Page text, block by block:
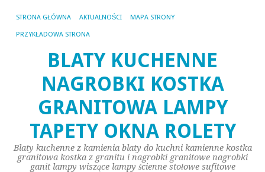
STRONA GŁÓWNA AKTUALNOŚCI MAPA STRONY
PRZYKŁADOWA STRONA
BLATY KUCHENNE
NAGROBKI KOSTKA
GRANITOWA LAMPY
TAPETY OKNA ROLETY
Blaty kuchenne z kamienia blaty do kuchni kamienne kostka
granitowa kostka z granitu i nagrobki granitowe nagrobki
ganit lampy wiszące lampy ścienne stołowe sufitowe